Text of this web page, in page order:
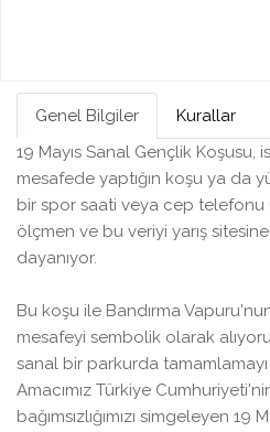
Genel Bilgiler
Kurallar
19 Mayıs Sanal Gençlik
mesafede yaptığın koşu ya da
bir spor saati veya cep telefonu
ölçmen ve bu veriyi yarış
dayanıyor.
Bu koşu ile Bandırma
mesafeyi sembolik olarak
sanal bir parkurda tamamlamayı
Amacımız Türkiye
bağımsızlığımızı simgeleyen 19